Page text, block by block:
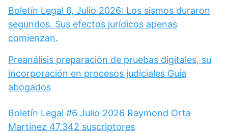
Boletín Legal 6, Julio 2026: Los sismos duraron
segundos. Sus efectos jurídicos apenas
comienzan.
Preanálisis preparación de pruebas digitales, su
incorporación en procesos judiciales Guía
abogados
Boletín Legal #6 Julio 2026 Raymond Orta
Martínez 47.342 suscriptores